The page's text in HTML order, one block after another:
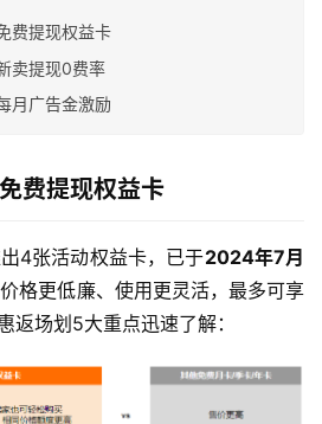
费提现权益卡
卖提现0费率
月广告金激励
费提现权益卡
4张活动权益卡，已于2024年7月
价格更低廉、使用更灵活，最多可享
返场划5大重点迅速了解：